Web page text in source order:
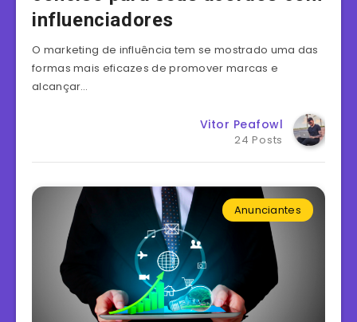
influenciadores
O marketing de influência tem se mostrado uma das
formas mais eficazes de promover marcas e
alcançar…
Vitor Peafowl
24 Posts
Anunciantes